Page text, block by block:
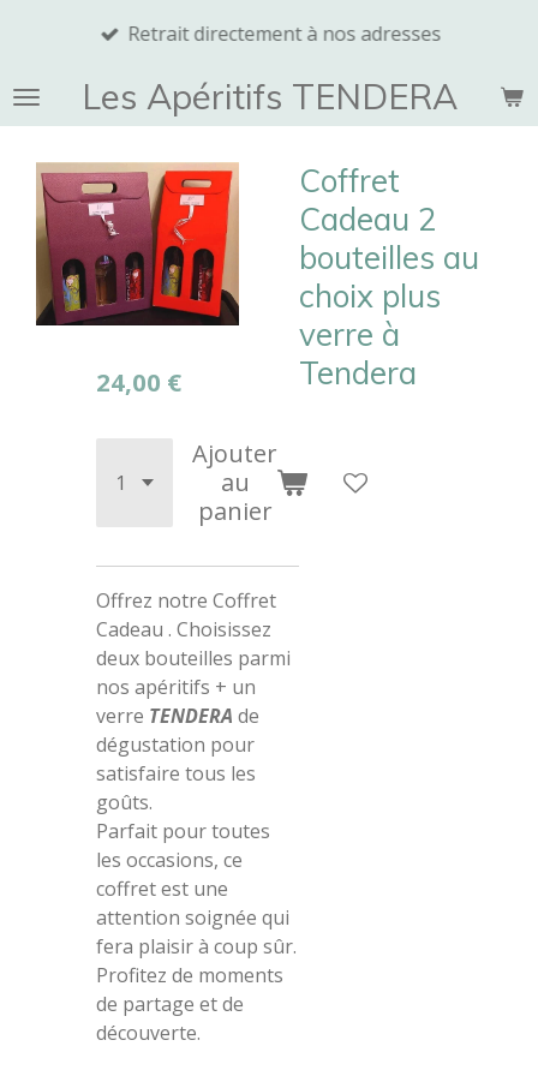
contenu
principalLes Apéritifs TENDERA
Retrait directement à nos adresses
Coffret
Cadeau 2
bouteilles au
choix plus
verre à
Tendera
24,00 €
Ajouter
au
panier
Offrez notre Coffret
Cadeau . Choisissez
deux bouteilles parmi
nos apéritifs + un
verre TENDERA de
dégustation pour
satisfaire tous les
goûts.
Parfait pour toutes
les occasions, ce
coffret est une
attention soignée qui
fera plaisir à coup sûr.
Profitez de moments
de partage et de
découverte.